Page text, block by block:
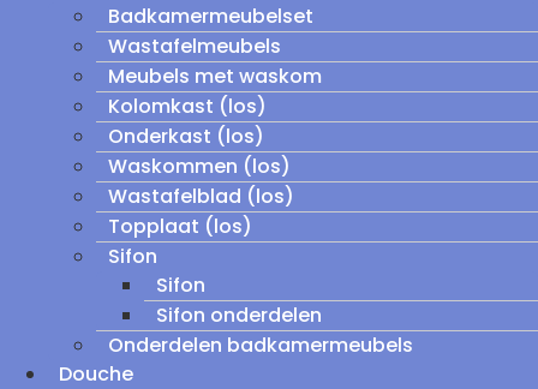
Badkamermeubelset
Wastafelmeubels
Meubels met waskom
Kolomkast (los)
Onderkast (los)
Waskommen (los)
Wastafelblad (los)
Topplaat (los)
Sifon
Sifon
Sifon onderdelen
Onderdelen badkamermeubels
Douche